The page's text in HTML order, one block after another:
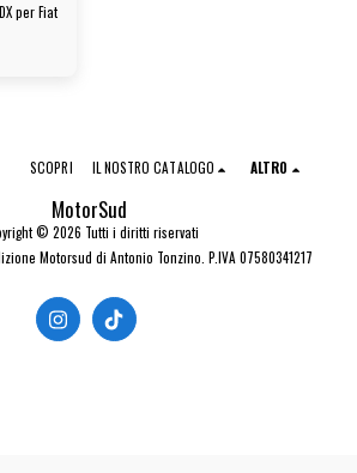
per Fiat
MotorSud
© 2026 Tutti i diritti riservati
Motorsud di Antonio Tonzino. P.IVA 07580341217
SCOPRI IL NOSTRO CATALOGO ALTRO